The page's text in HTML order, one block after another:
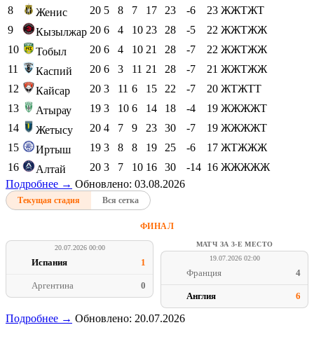
8
Женис 20 5 8 7 17 23 -6 23 ЖЖТЖТ
9
Кызылжар 20 6 4 10 23 28 -5 22 ЖЖТЖЖ
10
Тобыл 20 6 4 10 21 28 -7 22 ЖЖТЖЖ
11
Каспий 20 6 3 11 21 28 -7 21 ЖЖТЖЖ
12
Кайсар 20 3 11 6 15 22 -7 20 ЖТЖТТ
13
Атырау 19 3 10 6 14 18 -4 19 ЖЖЖЖТ
14
Жетысу 20 4 7 9 23 30 -7 19 ЖЖЖЖТ
15
Иртыш 19 3 8 8 19 25 -6 17 ЖТЖЖЖ
16
Алтай 20 3 7 10 16 30 -14 16 ЖЖЖЖЖ
Подробнее → Обновлено: 03.08.2026
Текущая стадия Вся сетка
ФИНАЛ
20.07.2026 00:00
Испания 1
Аргентина 0
МАТЧ ЗА 3-Е МЕСТО
19.07.2026 02:00
Франция 4
Англия 6
Подробнее → Обновлено: 20.07.2026